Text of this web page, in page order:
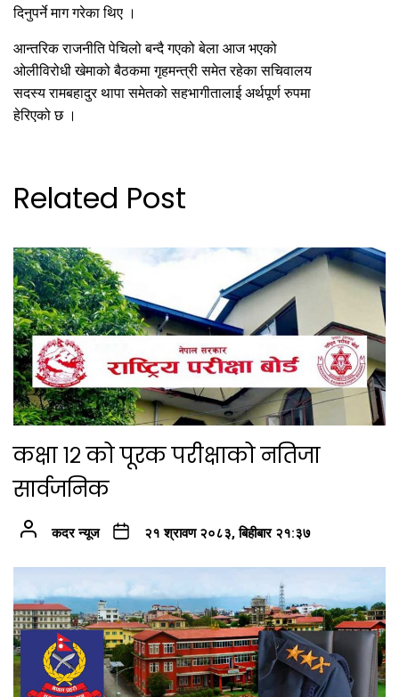
दिनुपर्ने माग गरेका थिए ।
आन्तरिक राजनीति पेचिलो बन्दै गएको बेला आज भएको
ओलीविरोधी खेमाको बैठकमा गृहमन्त्री समेत रहेका सचिवालय
सदस्य रामबहादुर थापा समेतको सहभागीतालाई अर्थपूर्ण रुपमा
हेरिएको छ ।
Related Post
कक्षा १२ को पूरक परीक्षाको नतिजा
सार्वजनिक
कदर न्यूज २१ श्रावण २०८३, बिहीबार २१:३७